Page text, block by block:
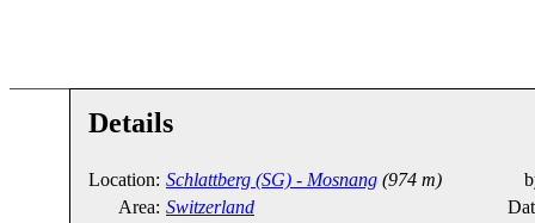
Details
Location: Schlattberg (SG) - Mosnang (974 m)
Area: Switzerland